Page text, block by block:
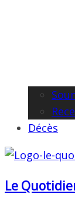
Décès
Le